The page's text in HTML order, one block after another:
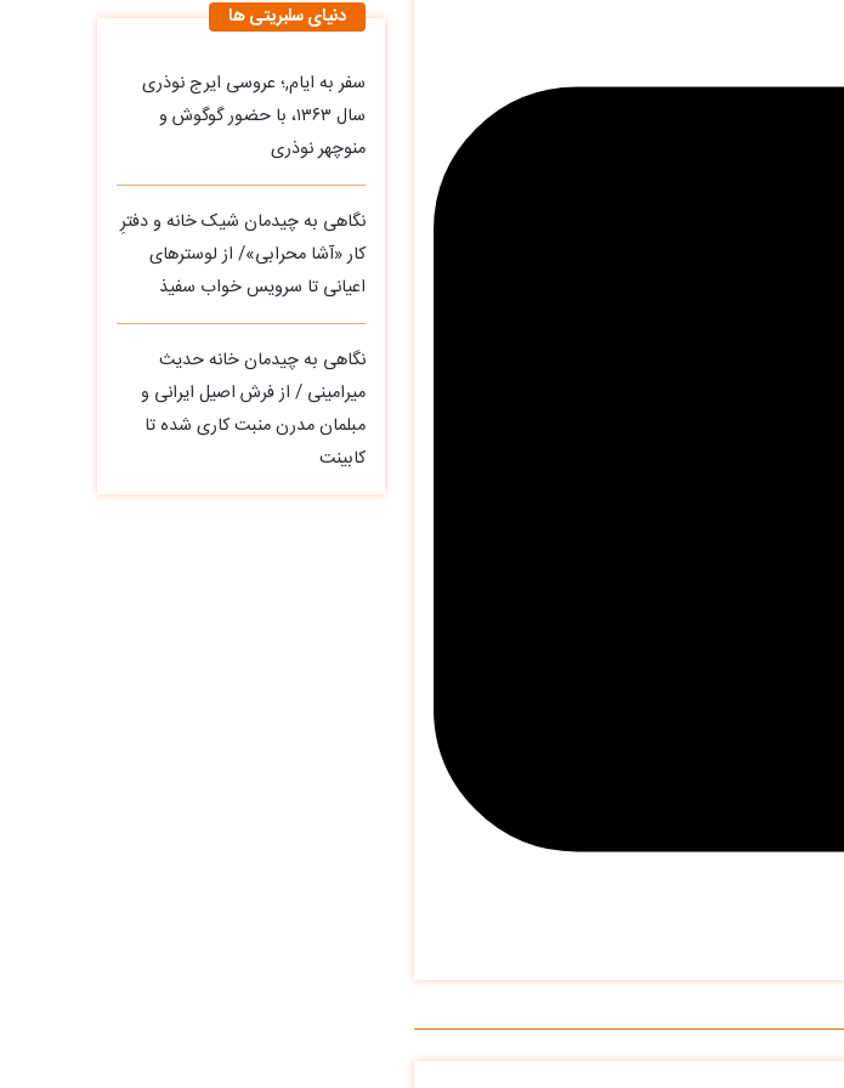
دنیای سلبریتی ها
سفر به ایام,؛ عروسی ایرج نوذری
سال ۱۳۶۳، با حضور گوگوش و
منوچهر نوذری
نگاهی به چیدمان شیک خانه و دفترِ
کار «آشا محرابی»/ از لوسترهای
اعیانی تا سرویس خواب سفیذ
نگاهی به چیدمان خانه حدیث
میرامینی / از فرش اصیل ایرانی و
مبلمان مدرن منبت‌ کاری‌ شده تا
کابینت